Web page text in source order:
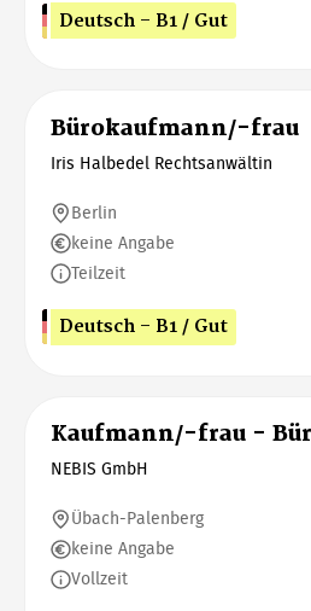
Deutsch - B1 / Gut
Bürokaufmann/-frau
Iris Halbedel Rechtsanwältin
Berlin
keine Angabe
Teilzeit
Deutsch - B1 / Gut
Kaufmann/-frau -
NEBIS GmbH
Übach-Palenberg
keine Angabe
Vollzeit